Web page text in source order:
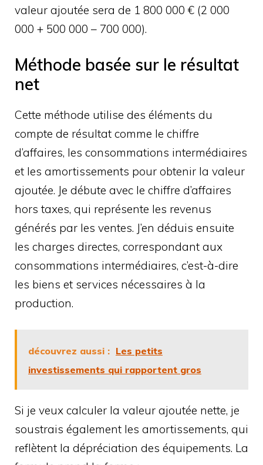
valeur ajoutée sera de 1 800 000 € (2 000
000 + 500 000 – 700 000).
Méthode basée sur le résultat
net
Cette méthode utilise des éléments du
compte de résultat comme le chiffre
d’affaires, les consommations intermédiaires
et les amortissements pour obtenir la valeur
ajoutée. Je débute avec le chiffre d’affaires
hors taxes, qui représente les revenus
générés par les ventes. J’en déduis ensuite
les charges directes, correspondant aux
consommations intermédiaires, c’est-à-dire
les biens et services nécessaires à la
production.
découvrez aussi : Les petits
investissements qui rapportent gros
Si je veux calculer la valeur ajoutée nette, je
soustrais également les amortissements, qui
reflètent la dépréciation des équipements. La